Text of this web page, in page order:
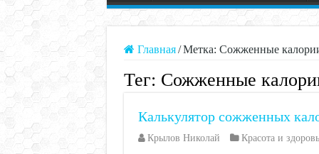
Главная / Метка: Сожженные
Тег: Сожженные
Калькулятор сожженных
Крылов Николай Красота и